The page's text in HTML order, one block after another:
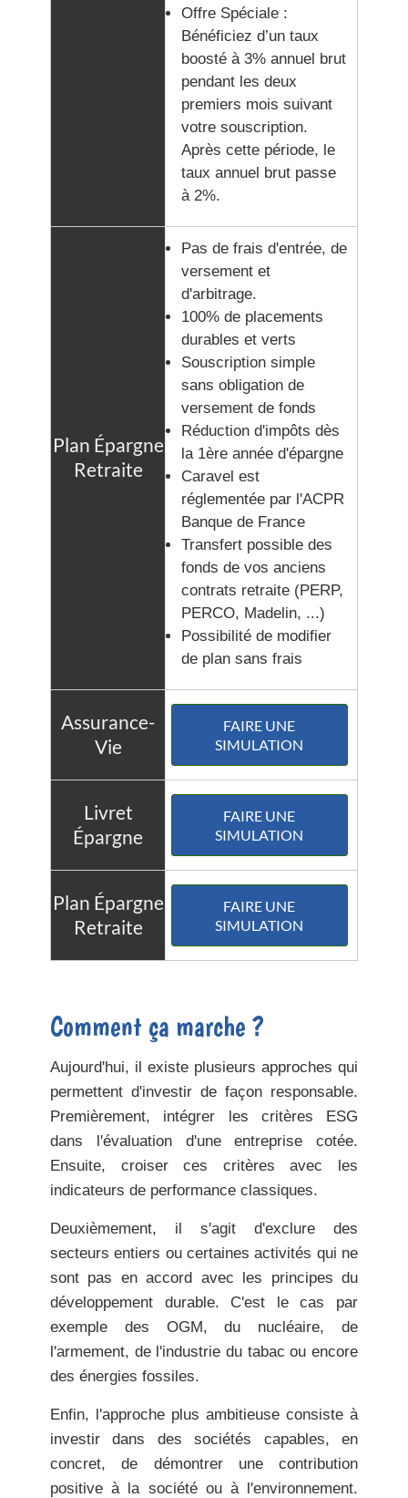
Offre Spéciale :
Bénéficiez d’un taux
boosté à 3% annuel brut
pendant les deux
premiers mois suivant
votre souscription.
Après cette période, le
taux annuel brut passe
à 2%.
Pas de frais d'entrée, de
versement et
d'arbitrage.
100% de placements
durables et verts
Souscription simple
sans obligation de
versement de fonds
Réduction d'impôts dès
la 1ère année d'épargne
Caravel est
réglementée par l'ACPR
Banque de France
Transfert possible des
fonds de vos anciens
contrats retraite (PERP,
PERCO, Madelin, ...)
Possibilité de modifier
de plan sans frais
FAIRE UNE
SIMULATION
FAIRE UNE
SIMULATION
FAIRE UNE
SIMULATION
Comment ça marche ?
Aujourd'hui, il existe plusieurs approches qui
permettent d'investir de façon responsable.
Premièrement, intégrer les critères ESG
dans l'évaluation d'une entreprise cotée.
Ensuite, croiser ces critères avec les
indicateurs de performance classiques.
Deuxièmement, il s'agit d'exclure des
secteurs entiers ou certaines activités qui ne
sont pas en accord avec les principes du
développement durable. C'est le cas par
exemple des OGM, du nucléaire, de
l'armement, de l'industrie du tabac ou encore
des énergies fossiles.
Enfin, l'approche plus ambitieuse consiste à
investir dans des sociétés capables, en
concret, de démontrer une contribution
positive à la société ou à l'environnement.